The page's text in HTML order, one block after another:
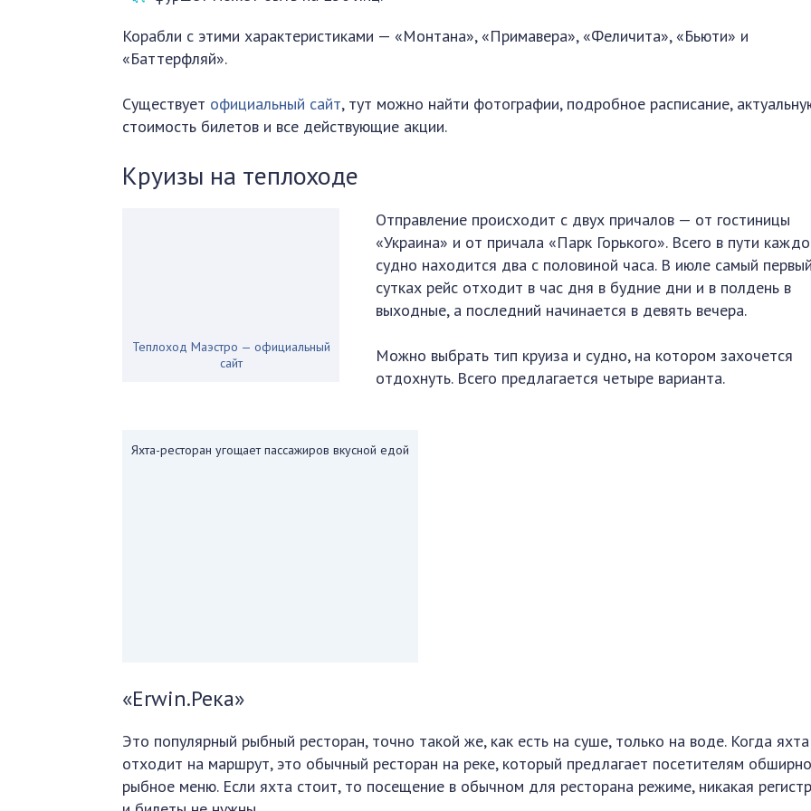
Корабли с этими характеристиками — «Монтана», «Примавера», «Феличита», «Бьюти» и
«Баттерфляй».
Существует официальный сайт, тут можно найти фотографии, подробное расписание,
стоимость билетов и все действующие акции.
Круизы на теплоходе
Теплоход Маэстро — официальный
сайт
Отправление происходит с двух причалов — от гостиницы
«Украина» и от причала «Парк Горького». Всего в пути
судно находится два с половиной часа. В июле самый
сутках рейс отходит в час дня в будние дни и в полдень в
выходные, а последний начинается в девять вечера.
Можно выбрать тип круиза и судно, на котором захочется
отдохнуть. Всего предлагается четыре варианта.
Яхта-ресторан угощает пассажиров вкусной едой
«Erwin.Река»
Это популярный рыбный ресторан, точно такой же, как есть на суше, только на воде. Когда
отходит на маршрут, это обычный ресторан на реке, который предлагает посетителям
рыбное меню. Если яхта стоит, то посещение в обычном для ресторана режиме, никакая